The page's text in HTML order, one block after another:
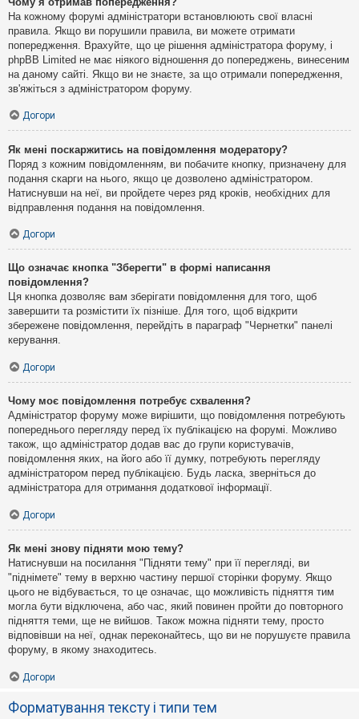
На кожному форумі адміністратори встановлюють свої власні
правила. Якщо ви порушили правила, ви можете отримати
попередження. Врахуйте, що це рішення адміністратора форуму, і
phpBB Limited не має ніякого відношення до попереджень, винесеним
на даному сайті. Якщо ви не знаєте, за що отримали попередження,
зв'яжіться з адміністратором форуму.
Догори
Як мені поскаржитись на повідомлення модератору?
Поряд з кожним повідомленням, ви побачите кнопку, призначену для
подання скарги на нього, якщо це дозволено адміністратором.
Натиснувши на неї, ви пройдете через ряд кроків, необхідних для
відправлення подання на повідомлення.
Догори
Що означає кнопка "Зберегти" в формі написання
повідомлення?
Ця кнопка дозволяє вам зберігати повідомлення для того, щоб
завершити та розмістити їх пізніше. Для того, щоб відкрити
збережене повідомлення, перейдіть в параграф "Чернетки" панелі
керування.
Догори
Чому моє повідомлення потребує схвалення?
Адміністратор форуму може вирішити, що повідомлення потребують
попереднього перегляду перед їх публікацією на форумі. Можливо
також, що адміністратор додав вас до групи користувачів,
повідомлення яких, на його або її думку, потребують перегляду
адміністратором перед публікацією. Будь ласка, зверніться до
адміністратора для отримання додаткової інформації.
Догори
Як мені знову підняти мою тему?
Натиснувши на посилання "Підняти тему" при її перегляді, ви
"піднімете" тему в верхню частину першої сторінки форуму. Якщо
цього не відбувається, то це означає, що можливість підняття тим
могла бути відключена, або час, який повинен пройти до повторного
підняття теми, ще не вийшов. Також можна підняти тему, просто
відповівши на неї, однак переконайтесь, що ви не порушуєте правила
форуму, в якому знаходитесь.
Догори
Форматування тексту і типи тем